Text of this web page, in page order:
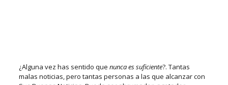
¿Alguna vez has sentido que nunca es suficiente?. Tantas
malas noticias, pero tantas personas a las que alcanzar con